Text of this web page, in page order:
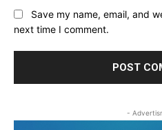
Save my name, email, and
next time I comment.
-